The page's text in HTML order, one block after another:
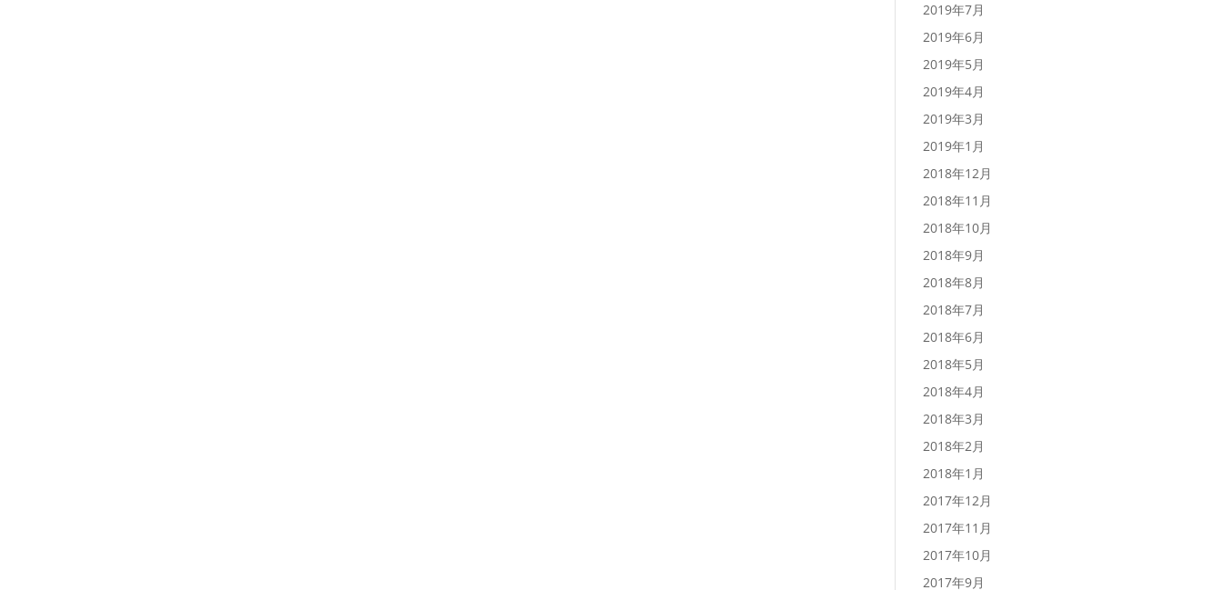
2019年7月
2019年6月
2019年5月
2019年4月
2019年3月
2019年1月
2018年12月
2018年11月
2018年10月
2018年9月
2018年8月
2018年7月
2018年6月
2018年5月
2018年4月
2018年3月
2018年2月
2018年1月
2017年12月
2017年11月
2017年10月
2017年9月